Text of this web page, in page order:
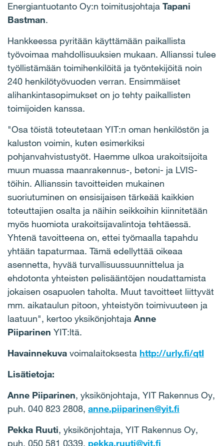
Energiantuotanto Oy:n toimitusjohtaja Tapani
Bastman.
Hankkeessa pyritään käyttämään paikallista
työvoimaa mahdollisuuksien mukaan. Allianssi tulee
työllistämään toimihenkilöitä ja työntekijöitä noin
240 henkilötyövuoden verran. Ensimmäiset
alihankintasopimukset on jo tehty paikallisten
toimijoiden kanssa.
"Osa töistä toteutetaan YIT:n oman henkilöstön ja
kaluston voimin, kuten esimerkiksi
pohjanvahvistustyöt. Haemme ulkoa urakoitsijoita
muun muassa maanrakennus-, betoni- ja LVIS-
töihin. Allianssin tavoitteiden mukainen
suoriutuminen on ensisijaisen tärkeää kaikkien
toteuttajien osalta ja näihin seikkoihin kiinnitetään
myös huomiota urakoitsijavalintoja tehtäessä.
Yhtenä tavoitteena on, ettei työmaalla tapahdu
yhtään tapaturmaa. Tämä edellyttää oikeaa
asennetta, hyvää turvallisuussuunnittelua ja
ehdotonta yhteisten pelisääntöjen noudattamista
jokaisen osapuolen taholta. Muut tavoitteet liittyvät
mm. aikataulun pitoon, yhteistyön toimivuuteen ja
laatuun", kertoo yksikönjohtaja Anne
Piiparinen YIT:ltä.
Havainnekuva voimalaitoksesta http://urly.fi/qtI
Lisätietoja:
Anne Piiparinen, yksikönjohtaja, YIT Rakennus Oy,
puh. 040 823 2808, anne.piiparinen@yit.fi
Pekka Ruuti, yksikönjohtaja, YIT Rakennus Oy,
puh. 050 581 0339, pekka.ruuti@yit.fi